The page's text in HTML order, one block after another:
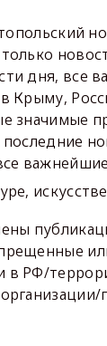
дня, все
Крыму,
значимые
в РФ/